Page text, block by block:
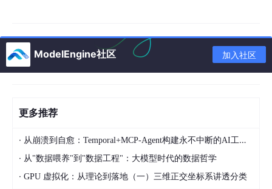
ModelEngine社区 加入社区
更多推荐
· 从崩溃到自愈：Temporal+MCP-Agent构建永不中断的AI工作流
· 从"数据喂养"到"数据工程"：大模型时代的数据哲学
· GPU 虚拟化：从理论到落地（一）三维正交坐标系讲透分类